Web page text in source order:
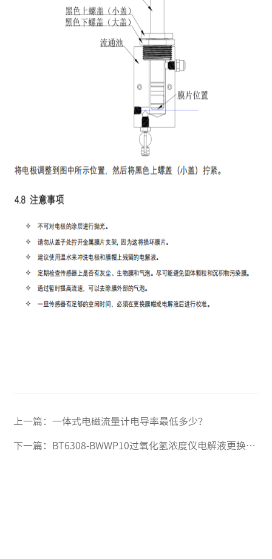
上一篇：一体式电磁流量计电导率最低多少？
下一篇： BT6308-BWWP10过氧化氢浓度仪电解液更换方法